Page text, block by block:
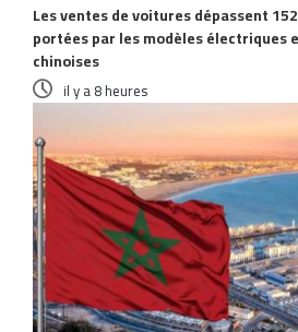
Les ventes de voitures dépassent
portées par les modèles électriques
chinoises
il y a 8 heures